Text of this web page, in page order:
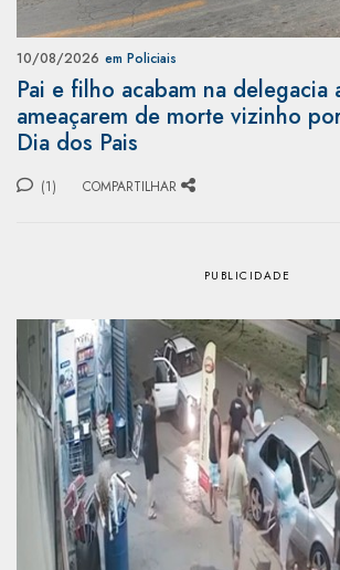
10/08/2026 em Policiais
Pai e filho acabam na delegacia
ameaçarem de morte vizinho
Dia dos Pais
(1) COMPARTILHAR